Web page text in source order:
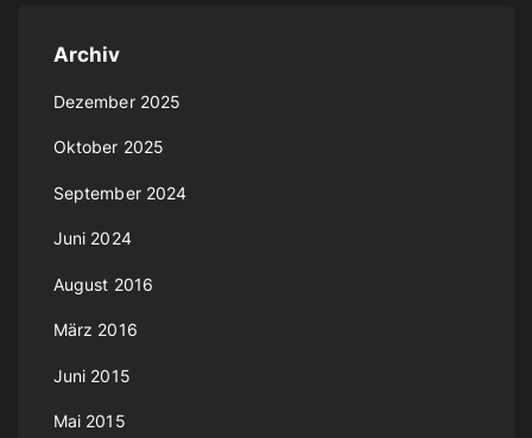
Archiv
Dezember 2025
Oktober 2025
September 2024
Juni 2024
August 2016
März 2016
Juni 2015
Mai 2015